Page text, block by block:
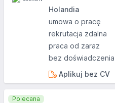
Holandia
umowa o pracę
rekrutacja zdalna
praca od zaraz
bez doświadczenia
Aplikuj bez CV
Polecana